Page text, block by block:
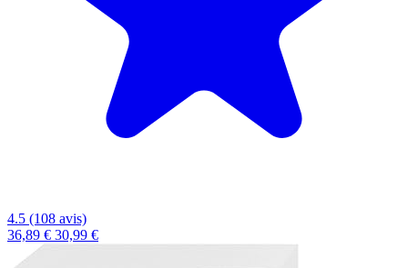
4.5 (108 avis)
36,89 € 30,99 €